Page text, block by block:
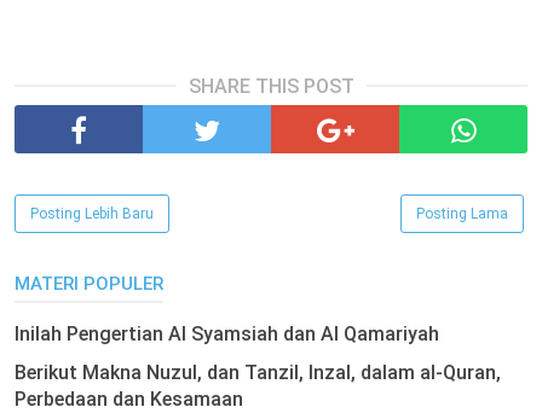
SHARE THIS POST
Posting Lebih Baru Posting Lama
MATERI POPULER
Inilah Pengertian Al Syamsiah dan Al Qamariyah
Berikut Makna Nuzul, dan Tanzil, Inzal, dalam al-Quran,
Perbedaan dan Kesamaan